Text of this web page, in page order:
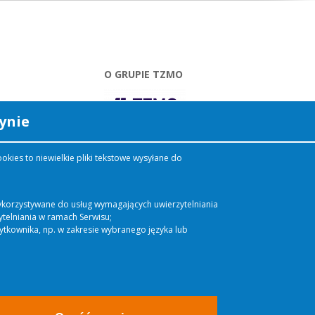
O GRUPIE TZMO
Dziś GRUPA TZMO to
ponad 50 spółek w 18
świata. Chcemy dostarczać
naszym klientom produkty
najwyższej jakości, dzięki
którym żyje im się łatwiej,
to niewielkie pliki tekstowe wysyłane do
do usług wymagających uwierzytelniania
w ramach Serwisu;
np. w zakresie wybranego języka lub